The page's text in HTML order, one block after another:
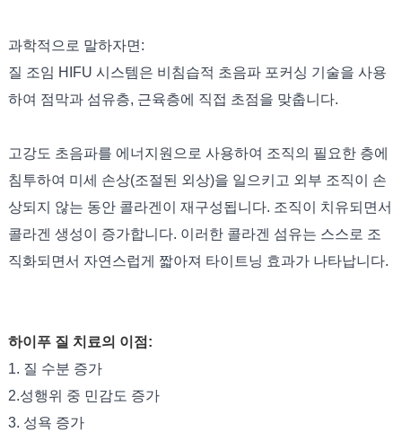
과학적으로 말하자면:
질 조임 HIFU 시스템은 비침습적 초음파 포커싱 기술을 사용
하여 점막과 섬유층, 근육층에 직접 초점을 맞춥니다.
고강도 초음파를 에너지원으로 사용하여 조직의 필요한 층에
침투하여 미세 손상(조절된 외상)을 일으키고 외부 조직이 손
상되지 않는 동안 콜라겐이 재구성됩니다. 조직이 치유되면서
콜라겐 생성이 증가합니다. 이러한 콜라겐 섬유는 스스로 조
직화되면서 자연스럽게 짧아져 타이트닝 효과가 나타납니다.
하이푸 질 치료의 이점:
1. 질 수분 증가
2.성행위 중 민감도 증가
3. 성욕 증가